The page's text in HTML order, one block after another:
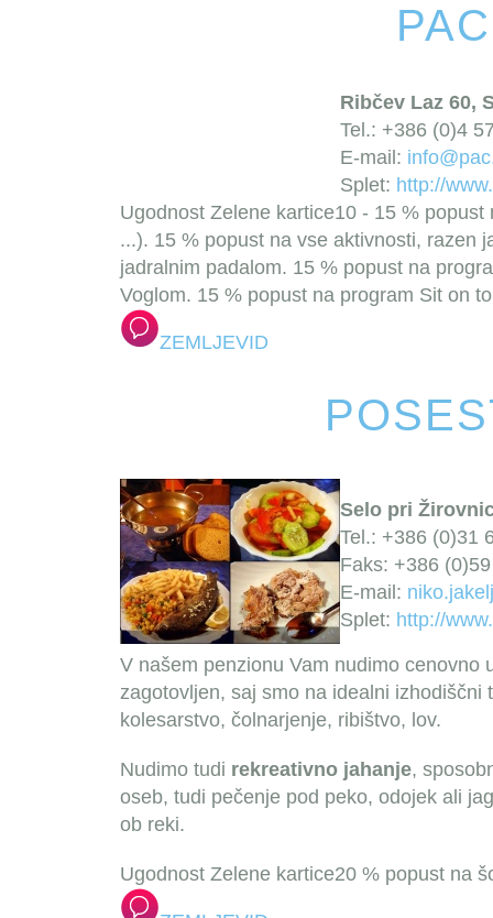
Ribčev Laz 60,
Tel.: +386 (0)4
E-mail:
Splet: http://
Ugodnost Zelene kartice10 - 15 % popust
...). 15 % popust na vse aktivnosti, razen
jadralnim padalom. 15 % popust na
Voglom. 15 % popust na program Sit on
ZEMLJEVID
Selo pri
Tel.: +386 (0)31
Faks: +386
E-mail:
Splet: http://
V našem penzionu Vam nudimo cenovno
zagotovljen, saj smo na idealni
kolesarstvo, čolnarjenje, ribištvo, lov.
Nudimo tudi rekreativno jahanje,
oseb, tudi pečenje pod peko, odojek ali
ob reki.
Ugodnost Zelene kartice20 % popust na